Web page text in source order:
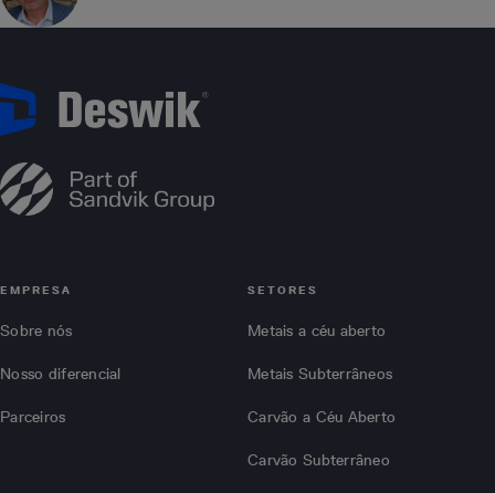
EMPRESA
Sobre nós
Nosso diferencial
Parceiros
SETORES
Metais a céu aberto
Metais Subterrâneos
Carvão a Céu Aberto
Carvão Subterrâneo